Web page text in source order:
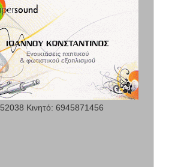
Κινητό: 6945871456